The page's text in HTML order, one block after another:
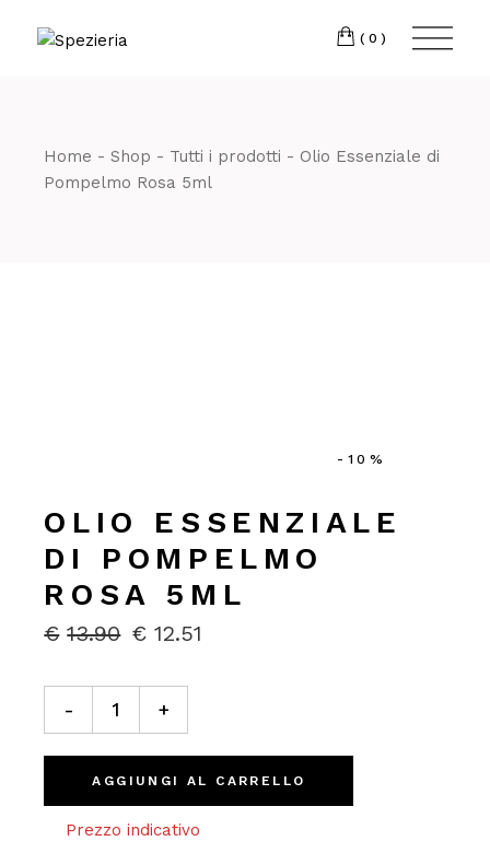
(0)
Home Shop Tutti i prodotti
Olio Essenziale di
Pompelmo Rosa 5ml
-10%
OLIO ESSENZIALE
DI POMPELMO
ROSA 5ML
€ 13.90
IL
ORIGINALE
ERA:
€13.90.
€ 12.51
IL
ATTUALE
€12.51.
Olio Essenziale di Pompelmo Rosa 5ml quantity
- +
AGGIUNGI AL CARRELLO
Prezzo indicativo
Telefono